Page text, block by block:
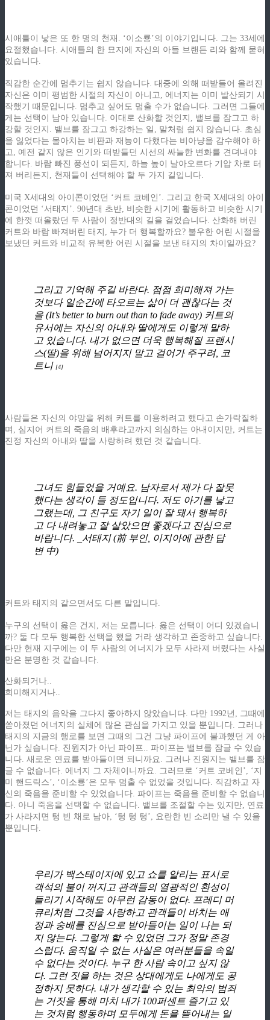
시애틀이 낳은 또 한 명의 천재. ‘이소룡’의 이야기입니다. 그는 33세에
요절했습니다. 시애틀의 한 묘지에 자신의 아들 브랜든 리와 함께 묻혀
있습니다.
직감한 순간에 멈추기는 쉽지 않습니다. 대중에 의해 떠받들어 올려진
자신은 이미 평범한 시절의 자신이 아니고, 에너지는 이미 발산되기 시
작했기 때문입니다. 멈추고 싶어도 멈출 수가 없습니다. 그러면 그들에
게는 선택이 남아 있습니다. 이대로 산화할 것인지, 밸브를 잠그고 하
강할 것인지. 밸브를 잠그고 하강하는 일, 말처럼 쉽지 않습니다. 초심
을 잃었다는 몰아치는 비판과 재능이 다했다는 비아냥을 감수해야 하
고, 예전 같지 않은 인기와 떠받들던 시선의 싸늘한 변화를 견뎌내야
합니다. 바람 빠진 풍선이 되든지, 하늘 높이 날아오르다 기압 차로 터
져 버리든지, 천재들이 선택해야 할 두 가지 길입니다.
미국 X세대의 아이콘이었던 ‘커트 코베인’. 그리고 한국 X세대의 아이
콘이었던 ‘서태지’. 90년대 초반, 비슷한 시기에 활동하고 비슷한 시기
에 한껏 떠올랐던 두 사람이 정반대의 길을 걸었습니다. 산화해 버린
커트와 바람 빠져버린 태지, 누가 더 행복할까요? 불우한 어린 시절을
보냈던 커트와 비교적 유복한 어린 시절을 보낸 태지의 차이일까요?
그리고 기억해 주길 바란다. 점점 희미해져 가는
것보다 일순간에 타오르는 삶이 더 괜찮다는 것
을 (It’s better to burn out than to fade away) 커트의
유서에는 자신의 아내와 딸에게도 이렇게 말하
고 있습니다. 내가 없으면 더욱 행복해질 프랜시
스(딸)을 위해 넘어지지 말고 걸어가 주구려, 코
트니 [4]
사람들은 자신의 야망을 위해 커트를 이용하려고 했다고 손가락질하
며, 심지어 커트의 죽음의 배후라고까지 의심하는 아내이지만, 커트는
진정 자신의 아내와 딸을 사랑하려 했던 것 같습니다.
그녀도 힘들었을 거예요. 남자로서 제가 다 잘못
했다는 생각이 들 정도입니다. 저도 아기를 낳고
그랬는데, 그 친구도 자기 일이 잘 돼서 행복하
고 다 내려놓고 잘 살았으면 좋겠다고 진심으로
바랍니다. _서태지 (前 부인, 이지아에 관한 답
변 中)
커트와 태지의 같으면서도 다른 말입니다.
누구의 선택이 옳은 건지, 저는 모릅니다. 옳은 선택이 어디 있겠습니
까? 둘 다 모두 행복한 선택을 했을 거라 생각하고 존중하고 싶습니다.
다만 현재 지구에는 이 두 사람의 에너지가 모두 사라져 버렸다는 사실
만은 분명한 것 같습니다.
산화되거나..
희미해지거나..
저는 태지의 음악을 그다지 좋아하지 않았습니다. 다만 1992년, 그때에
쏟아졌던 에너지의 실체에 많은 관심을 가지고 있을 뿐입니다. 그러나
태지의 지금의 행로를 보면 그때의 그건 그냥 파이프에 불과했던 게 아
닌가 싶습니다. 진원지가 아닌 파이프.. 파이프는 밸브를 잠글 수 있습
니다. 새로운 연료를 받아들이면 되니까요. 그러나 진원지는 밸브를 잠
글 수 없습니다. 에너지 그 자체이니까요. 그러므로 ‘커트 코베인’, ‘지
미 핸드릭스’, ‘이소룡’은 모두 멈출 수 없었을 것입니다. 직감하고 자
신의 죽음을 준비할 수 있었습니다. 파이프는 죽음을 준비할 수 없습니
다. 아니 죽음을 선택할 수 없습니다. 밸브를 조절할 수는 있지만, 연료
가 사라지면 텅 빈 채로 남아, ‘텅 텅 텅’, 요란한 빈 소리만 낼 수 있을
뿐입니다.
우리가 백스테이지에 있고 쇼를 알리는 표시로
객석의 불이 꺼지고 관객들의 열광적인 환성이
들리기 시작해도 아무런 감동이 없다. 프레디 머
큐리처럼 그것을 사랑하고 관객들이 바치는 애
정과 숭배를 진심으로 받아들이는 일이 나는 되
지 않는다. 그렇게 할 수 있었던 그가 정말 존경
스럽다. 움직일 수 없는 사실은 여러분들을 속일
수 없다는 것이다. 누구 한 사람 속이고 싶지 않
다. 그런 짓을 하는 것은 상대에게도 나에게도 공
정하지 못하다. 내가 생각할 수 있는 최악의 범죄
는 거짓을 통해 마치 내가 100퍼센트 즐기고 있
는 것처럼 행동하며 모두에게 돈을 뜯어내는 일